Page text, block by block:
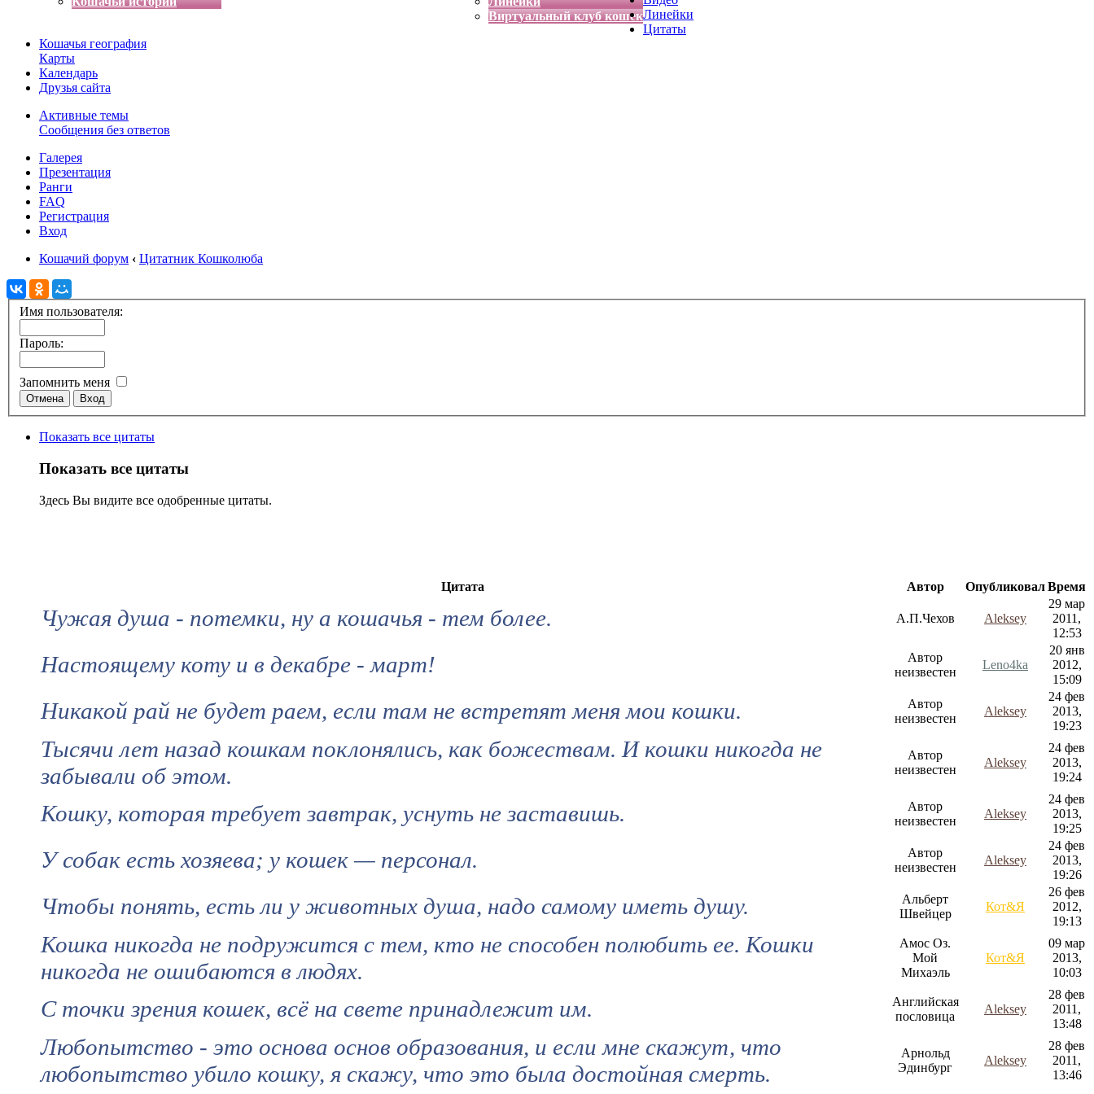
Виртуальный клуб кошекЛинейки
Цитаты
Кошачья география
Карты
Календарь
Друзья сайта
Активные темы
Сообщения без ответов
Галерея
Презентация
Ранги
FAQ
Регистрация
Вход
Кошачий форум ‹ Цитатник Кошколюба
Имя пользователя:
Пароль:
Запомнить меня
Показать все цитаты
Показать все цитаты
Здесь Вы видите все одобренные цитаты.
Цитата Автор ОпубликовалВремя
Чужая душа - потемки, ну а кошачья - тем более. А.П.Чехов Aleksey
29 мар
2011,
12:53
Настоящему коту и в декабре - март!
Автор
неизвестен
Leno4ka
20 янв
2012,
15:09
Никакой рай не будет раем, если там не встретят меня мои кошки.
Автор
неизвестен
Aleksey
24 фев
2013,
19:23
Тысячи лет назад кошкам поклонялись, как божествам. И кошки никогда не
забывали об этом.
Автор
неизвестен
Aleksey
24 фев
2013,
19:24
Кошку, которая требует завтрак, уснуть не заставишь.
Автор
неизвестен
Aleksey
24 фев
2013,
19:25
У собак есть хозяева; у кошек — персонал.
Автор
неизвестен
Aleksey
24 фев
2013,
19:26
Чтобы понять, есть ли у животных душа, надо самому иметь душу.
Альберт
Швейцер
Кот&Я
26 фев
2012,
19:13
Кошка никогда не подружится с тем, кто не способен полюбить ее. Кошки
никогда не ошибаются в людях.
Амос Оз.
Мой
Михаэль
Кот&Я
09 мар
2013,
10:03
С точки зрения кошек, всё на свете принадлежит им.
Английская
пословица
Aleksey
28 фев
2011,
13:48
Любопытство - это основа основ образования, и если мне скажут, что
любопытство убило кошку, я скажу, что это была достойная смерть.
Арнольд
Эдинбург
Aleksey
28 фев
2011,
13:46